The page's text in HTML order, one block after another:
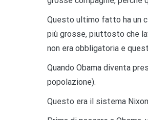
Questo ultimo fatto ha un
più grosse, piuttosto che
non era obbligatoria e
Quando Obama diventa
popolazione).
Questo era il sistema